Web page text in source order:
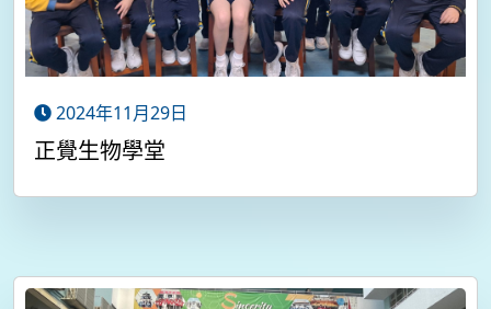
2024年11月29日
正覺生物學堂